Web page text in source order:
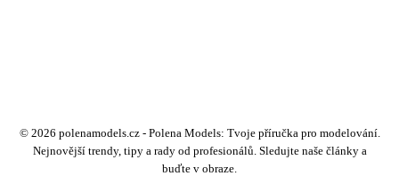
© 2026 polenamodels.cz - Polena Models: Tvoje příručka pro modelování.
Nejnovější trendy, tipy a rady od profesionálů. Sledujte naše články a
buďte v obraze.